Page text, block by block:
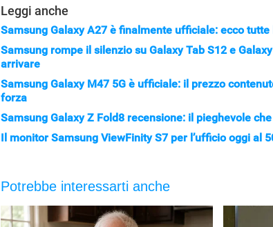
Leggi anche
Samsung Galaxy A27 è finalmente ufficiale: ecco
Samsung rompe il silenzio su Galaxy Tab S12 e
arrivare
Samsung Galaxy M47 5G è ufficiale: il prezzo
forza
Samsung Galaxy Z Fold8 recensione: il pieghevole
Il monitor Samsung ViewFinity S7 per l’ufficio oggi al